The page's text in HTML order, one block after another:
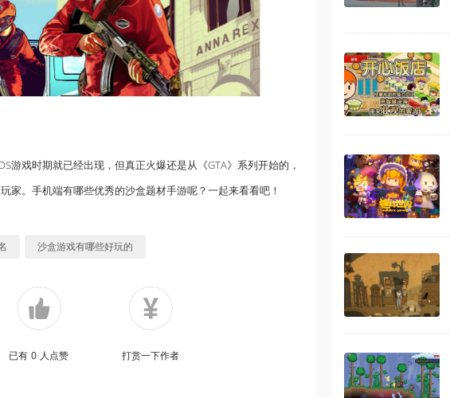
游戏时期就已经出现，但真正火爆还是从《GTA》系列开始的，
家。手机端有哪些优秀的沙盒题材手游呢？一起来看看吧！
沙盒游戏有哪些好玩的
已有 0 人点赞 打赏一下作者